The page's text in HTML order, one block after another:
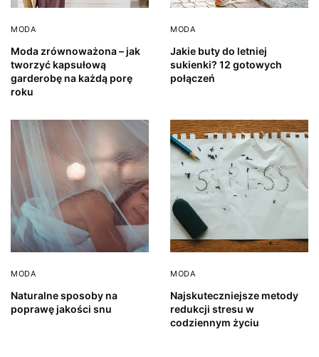
MODA
Moda zrównoważona – jak
tworzyć kapsułową
garderobę na każdą porę
roku
MODA
Jakie buty do letniej
sukienki? 12 gotowych
połączeń
MODA
Naturalne sposoby na
poprawę jakości snu
MODA
Najskuteczniejsze metody
redukcji stresu w
codziennym życiu